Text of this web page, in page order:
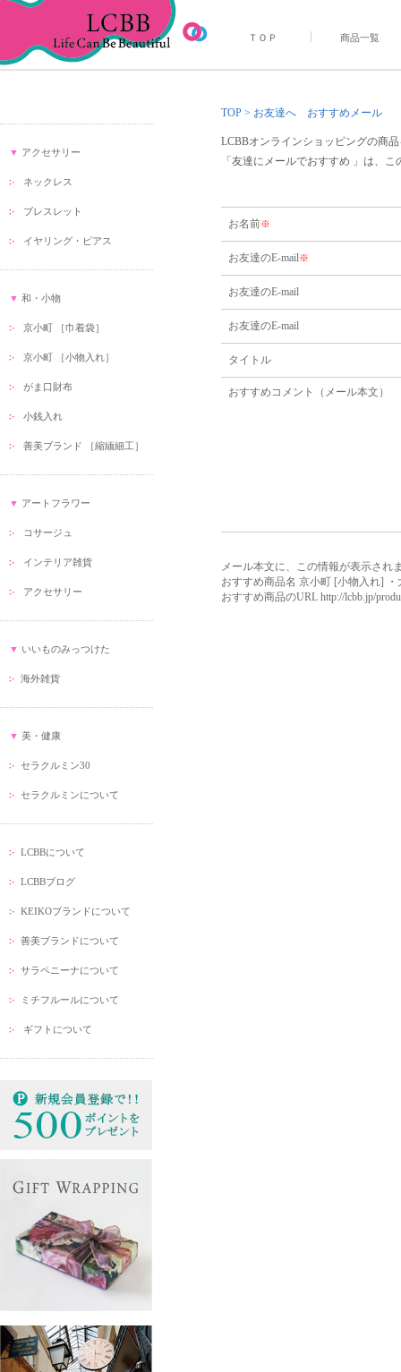
ＴＯＰ 商品一覧
▼ アクセサリー
ネックレス
ブレスレット
イヤリング・ピアス
▼ 和・小物
京小町 ［巾着袋］
京小町 ［小物入れ］
がま口財布
小銭入れ
善美ブランド ［縮緬細工］
▼ アートフラワー
コサージュ
インテリア雑貨
アクセサリー
▼ いいものみっつけた
海外雑貨
▼ 美・健康
セラクルミン30
セラクルミンについて
LCBBについて
LCBBブログ
KEIKOブランドについて
善美ブランドについて
サラペニーナについて
ミチフルールについて
ギフトについて
TOP > お友達へ おすすめメール
LCBBオンラインショッピングの商
「友達にメールでおすすめ 」は、
お名前※
お友達のE-mail※
お友達のE-mail
お友達のE-mail
タイトル
おすすめコメント（メール本文）
メール本文に、この情報が表示され
おすすめ商品名 京小町 [小物入れ] ・
おすすめ商品のURL http://lcbb.jp/